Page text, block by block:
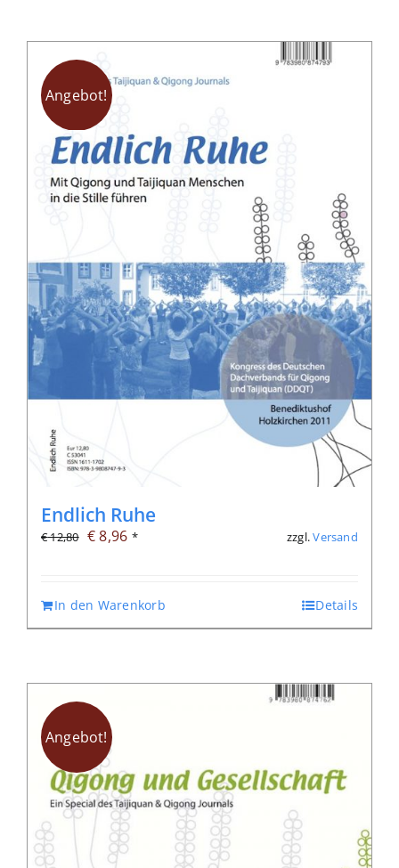
Angebot!
Endlich Ruhe
€12,80 Ursprünglicher
€ 12,80
€8,96Aktueller
€ 8,96.
* zzgl.Versand
In den Warenkorb Details
Angebot!